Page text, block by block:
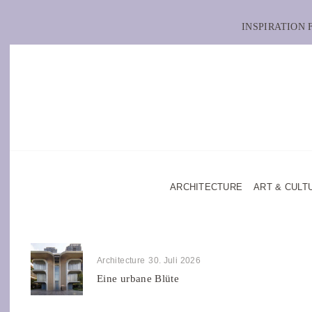
INSPIRATION
ARCHITECTURE ART &
Architecture 30. Juli 2026
Eine urbane Blüte